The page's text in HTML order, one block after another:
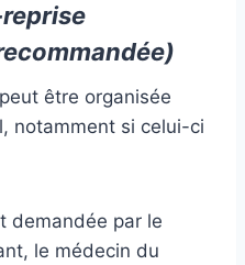
peut être organisée
notamment si celui-ci
demandée par le
le médecin du